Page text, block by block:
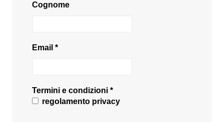
Cognome
Email *
Termini e condizioni *
regolamento privacy